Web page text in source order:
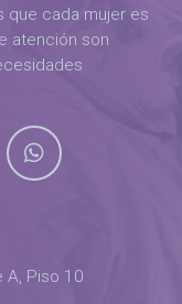
que cada mujer es
atención son
A, Piso 10